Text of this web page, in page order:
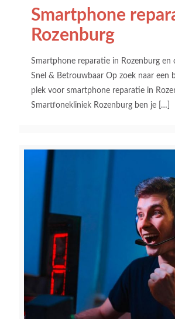
Smartphone
Rozenburg
Smartphone reparatie in Rozenburg en
Snel & Betrouwbaar Op zoek naar een
plek voor smartphone reparatie in
Smartfonekliniek Rozenburg ben je […]